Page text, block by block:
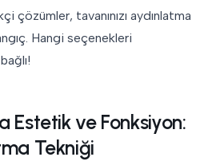
çözümler, tavanınızı aydınlatma
Hangi seçenekleri
Estetik ve Fonksiyon:
Tekniği